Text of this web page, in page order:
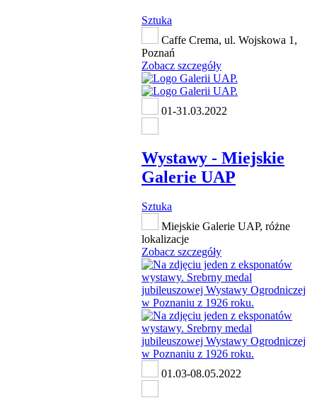
Sztuka
Caffe Crema, ul. Wojskowa 1,
Poznań
Zobacz szczegóły
01-31.03.2022
Wystawy - Miejskie
Galerie UAP
Sztuka
Miejskie Galerie UAP, różne
lokalizacje
Zobacz szczegóły
01.03-08.05.2022